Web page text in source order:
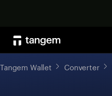
Tangem Wallet Converter